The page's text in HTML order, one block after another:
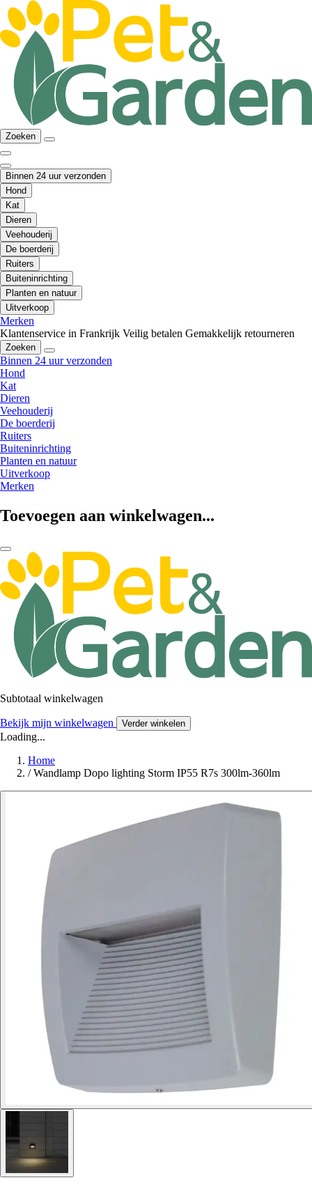
Zoeken
Binnen 24 uur verzonden
Hond
Kat
Dieren
Veehouderij
De boerderij
Ruiters
Buiteninrichting
Planten en natuur
Uitverkoop
Merken
Klantenservice in Frankrijk Veilig betalen Gemakkelijk retourneren
Zoeken
Binnen 24 uur verzonden
Hond
Kat
Dieren
Veehouderij
De boerderij
Ruiters
Buiteninrichting
Planten en natuur
Uitverkoop
Merken
Toevoegen aan winkelwagen...
Subtotaal winkelwagen
Bekijk mijn winkelwagen Verder winkelen
Loading...
Home
/ Wandlamp Dopo lighting Storm IP55 R7s 300lm-360lm